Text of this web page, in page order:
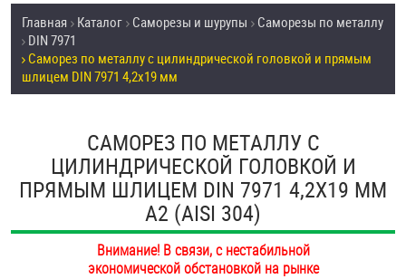
УСЛУГИ
СКИДКИ
ПОКУПАТЕЛЯМ
ОПЛАТА И ДОСТАВКА
НАШИ МАГАЗИНЫ
Товары со скидкой
Анкеры
Антивандальный крепёж, инструмент
Болты и винты
Втулки
Гайки
Главная Каталог Саморезы и шурупы
Саморезы по металлу
DIN 7971
Саморез по металлу с цилиндрической головкой и прямым
шлицем DIN 7971 4,2х19 мм
САМОРЕЗ ПО МЕТАЛЛУ С
ЦИЛИНДРИЧЕСКОЙ ГОЛОВКОЙ И
ПРЯМЫМ ШЛИЦЕМ DIN 7971 4,2Х19 ММ
А2 (AISI 304)
Внимание! В связи, с нестабильной
экономической обстановкой на рынке